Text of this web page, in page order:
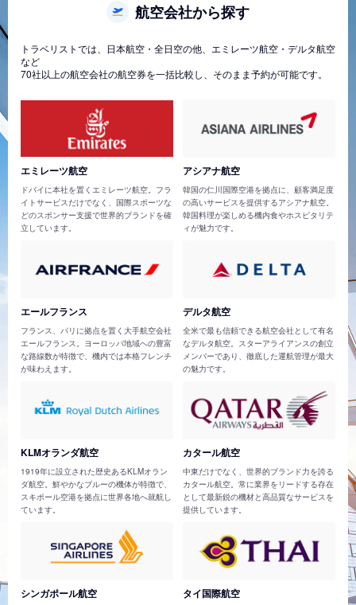
航空会社から探す
トラベリストでは、日本航空・全日空の他、エミレーツ航空・デルタ航空
など
70社以上の航空会社の航空券を一括比較し、そのまま予約が可能です。
エミレーツ航空
ドバイに本社を置くエミレーツ航空。フラ
イトサービスだけでなく、国際スポーツな
どのスポンサー支援で世界的ブランドを確
立しています。
アシアナ航空
韓国の仁川国際空港を拠点に、顧客満足度
の高いサービスを提供するアシアナ航空。
韓国料理が楽しめる機内食やホスピタリテ
ィが魅力です。
エールフランス
フランス、パリに拠点を置く大手航空会社
エールフランス。ヨーロッパ地域への豊富
な路線数が特徴で、機内では本格フレンチ
が味わえます。
デルタ航空
全米で最も信頼できる航空会社として有名
なデルタ航空。スターアライアンスの創立
メンバーであり、徹底した運航管理が最大
の魅力です。
KLMオランダ航空
1919年に設立された歴史あるKLMオラン
ダ航空。鮮やかなブルーの機体が特徴で、
スキポール空港を拠点に世界各地へ就航し
ています。
カタール航空
中東だけでなく、世界的ブランド力を誇る
カタール航空。常に業界をリードする存在
として最新鋭の機材と高品質なサービスを
提供しています。
シンガポール航空 タイ国際航空